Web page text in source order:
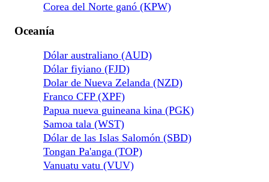
Corea del Norte ganó (KPW)
Oceanía
Dólar australiano (AUD)
Dólar fiyiano (FJD)
Dolar de Nueva Zelanda (NZD)
Franco CFP (XPF)
Papua nueva guineana kina (PGK)
Samoa tala (WST)
Dólar de las Islas Salomón (SBD)
Tongan Pa'anga (TOP)
Vanuatu vatu (VUV)